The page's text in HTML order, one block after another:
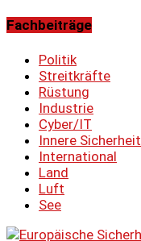
Fachbeiträge
Politik
Streitkräfte
Rüstung
Industrie
Cyber/IT
Innere Sicherheit
International
Land
Luft
See